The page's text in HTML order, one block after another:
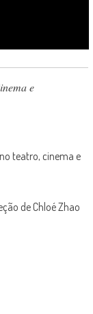
e
teatro, cinema e
de Chloé Zhao